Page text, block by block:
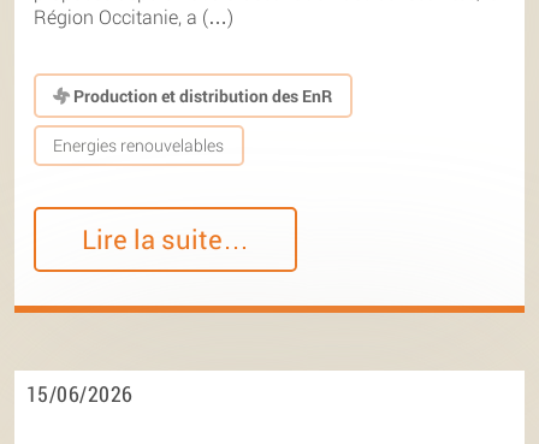
Région Occitanie, a (…)
Production et distribution des EnR
Energies renouvelables
Lire la suite…
15/06/2026